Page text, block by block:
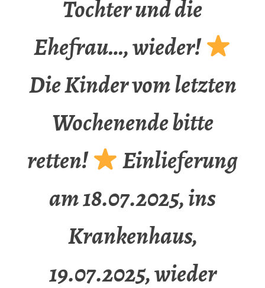
Tochter und die
Ehefrau…, wieder!
Die Kinder vom letzten
Wochenende bitte
retten!
Einlieferung
am 18.07.2025, ins
Krankenhaus,
19.07.2025, wieder